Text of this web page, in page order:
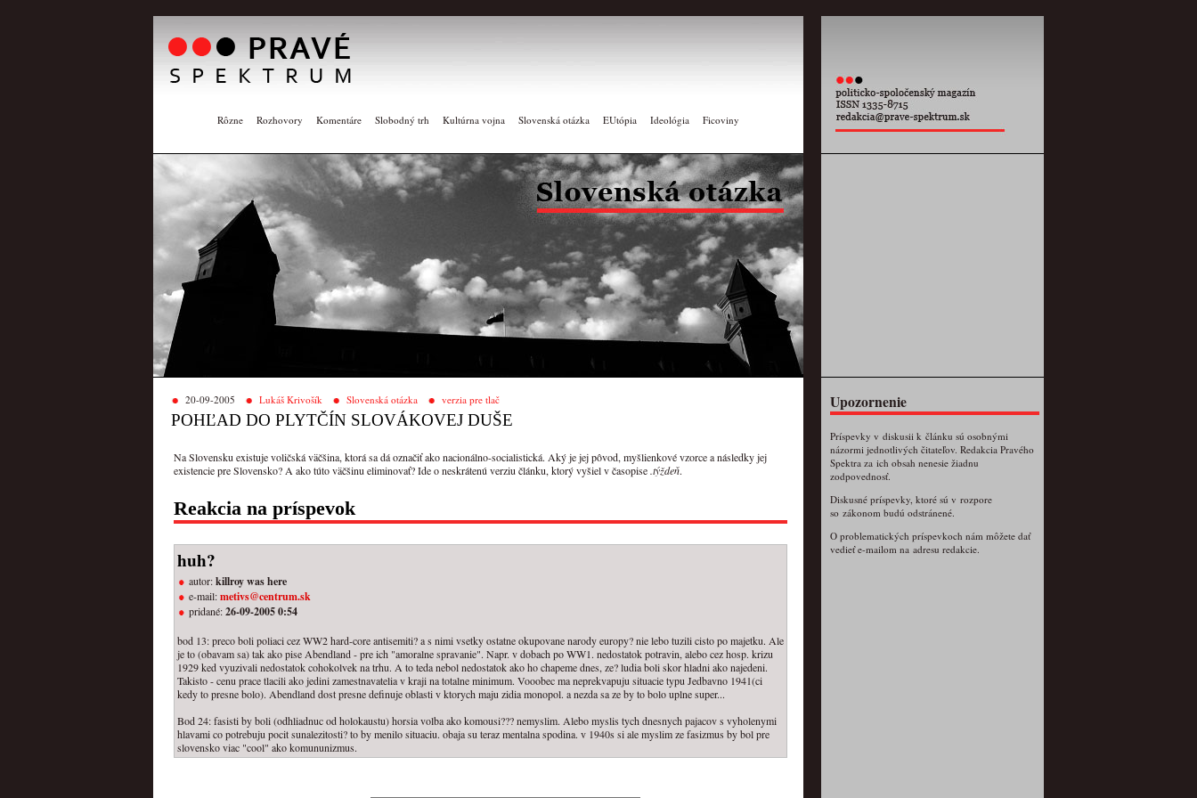
Rôzne Rozhovory Komentáre Slobodný trh Kultúrna vojna Slovenská otázka EUtópia Ideológia Ficoviny
20-09-2005 Lukáš Krivošík Slovenská otázka verzia pre tlač
POHĽAD DO PLYTČÍN SLOVÁKOVEJ DUŠE
Na Slovensku existuje voličská väčšina, ktorá sa dá označiť ako nacionálno-socialistická. Aký je jej pôvod, myšlienkové vzorce a následky jej
existencie pre Slovensko? A ako túto väčšinu eliminovať? Ide o neskrátenú verziu článku, ktorý vyšiel v časopise.týždeň.
Reakcia na príspevok
huh?
autor:killroy was here
e-mail:metivs@centrum.sk
pridané:26-09-2005 0:54
bod 13: preco boli poliaci cez WW2 hard-core antisemiti? a s nimi vsetky ostatne okupovane narody europy? nie lebo tuzili cisto po majetku. Ale
je to (obavam sa) tak ako pise Abendland - pre ich "amoralne spravanie". Napr. v dobach po WW1. nedostatok potravin, alebo cez hosp. krizu
1929 ked vyuzivali nedostatok cohokolvek na trhu. A to teda nebol nedostatok ako ho chapeme dnes, ze? ludia boli skor hladni ako najedeni.
Takisto - cenu prace tlacili ako jedini zamestnavatelia v kraji na totalne minimum. Vooobec ma neprekvapuju situacie typu Jedbavno 1941(ci
kedy to presne bolo). Abendland dost presne definuje oblasti v ktorych maju zidia monopol. a nezda sa ze by to bolo uplne super...
Bod 24: fasisti by boli (odhliadnuc od holokaustu) horsia volba ako komousi??? nemyslim. Alebo myslis tych dnesnych pajacov s vyholenymi
hlavami co potrebuju pocit sunalezitosti? to by menilo situaciu. obaja su teraz mentalna spodina. v 1940s si ale myslim ze fasizmus by bol pre
slovensko viac "cool" ako komununizmus.
Upozornenie
Príspevky v diskusii k článku sú osobnými
názormi jednotlivých čitateľov. Redakcia Pravého
Spektra za ich obsah nenesie žiadnu
zodpovednosť.
Diskusné príspevky, ktoré sú v rozpore
so zákonom budú odstránené.
O problematických príspevkoch nám môžete dať
vedieť e-mailom na adresu redakcie.